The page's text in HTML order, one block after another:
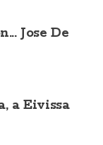
Jose De
a Eivissa